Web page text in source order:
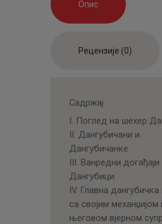
Опис
Рецензије (0)
Садржај
I. Поглед на шехер
II. Дангубичани и
Дангубичанке
III. Ванредни догађаји
Дангубици
IV. Главна
са својим механџијом
његовом вјерном